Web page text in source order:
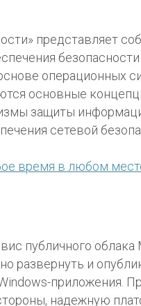
представляет
безопасности
операционных
основные
защиты
сетевой
время в любом
публичного облака
развернуть и
приложения.
надежную